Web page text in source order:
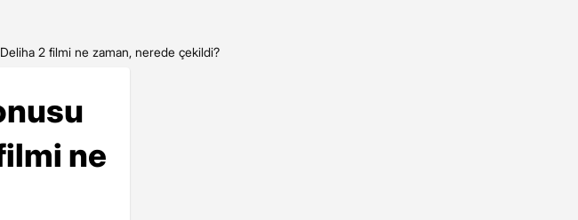
2 filmi ne zaman, nerede çekildi?
ne